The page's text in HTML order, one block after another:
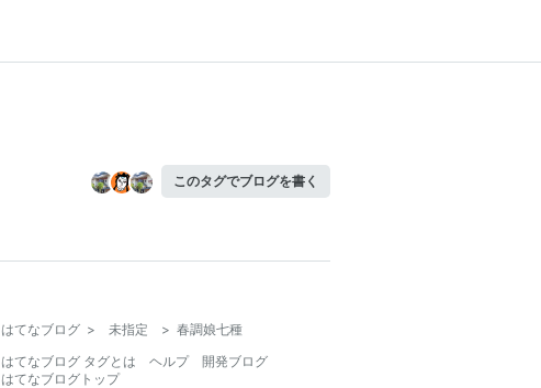
このタグでブログを書く
はてなブログ > 未指定 > 春調娘七種
はてなブログ タグとは
ヘルプ
開発ブログ
はてなブログトップ